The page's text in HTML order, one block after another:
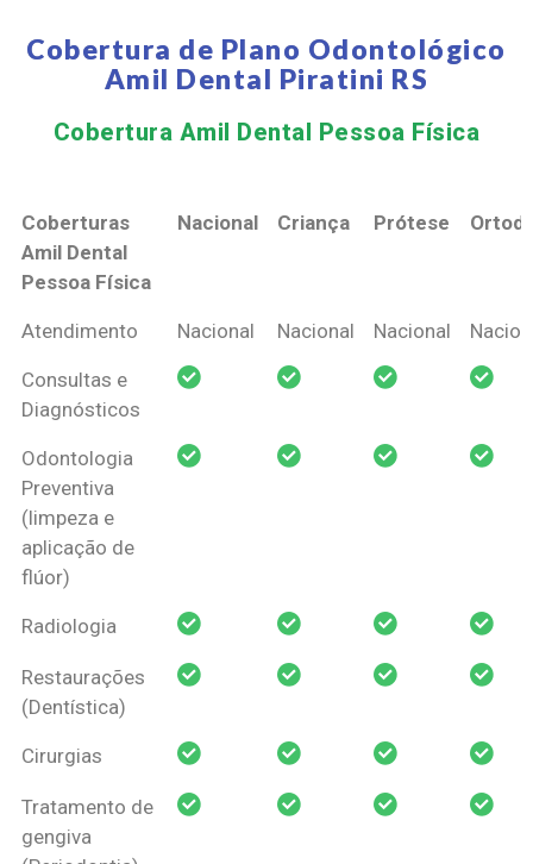
Cobertura de Plano Odontológico
Amil Dental Piratini RS
Cobertura Amil Dental Pessoa Física​
Coberturas
Amil Dental
Pessoa Física
Nacional Criança Prótese
Coberturas
Pessoa Física
Nacional Criança Prótese
Atendimento Nacional Nacional Nacional
Consultas e
Diagnósticos
Odontologia
Preventiva
(limpeza e
aplicação de
flúor)
Radiologia
Restaurações
(Dentística)
Cirurgias
Tratamento de
gengiva